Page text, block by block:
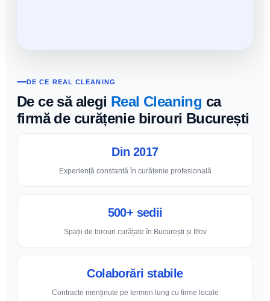
DE CE REAL CLEANING
De ce să alegi Real Cleaning ca
firmă de curățenie birouri București
Din 2017
Experiență constantă în curățenie profesională
500+ sedii
Spații de birouri curățate în București și Ilfov
Colaborări stabile
Contracte menținute pe termen lung cu firme locale